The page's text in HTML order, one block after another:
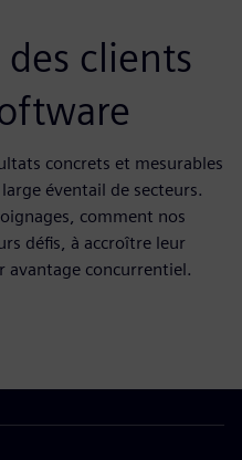
des clients
concrets et mesurables
éventail de secteurs.
comment nos
défis, à accroître leur
avantage concurrentiel.